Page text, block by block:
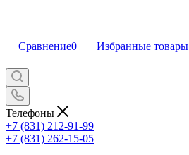
Сравнение0 Избранные товары
Телефоны
+7 (831) 212-91-99
+7 (831) 262-15-05